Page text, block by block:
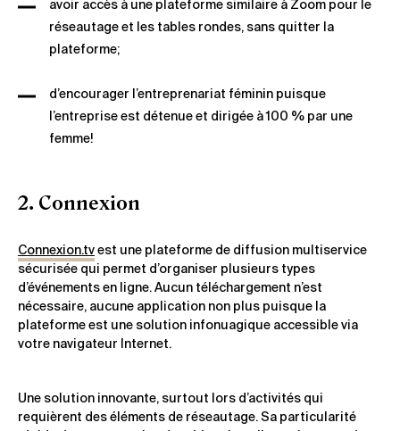
avoir accès à une plateforme similaire à Zoom pour le
réseautage et les tables rondes, sans quitter la
plateforme;
d’encourager l’entreprenariat féminin puisque
l’entreprise est détenue et dirigée à 100 % par une
femme!
2. Connexion
Connexion.tv est une plateforme de diffusion multiservice
sécurisée qui permet d’organiser plusieurs types
d’événements en ligne. Aucun téléchargement n’est
nécessaire, aucune application non plus puisque la
plateforme est une solution infonuagique accessible via
votre navigateur Internet.
Une solution innovante, surtout lors d’activités qui
requièrent des éléments de réseautage. Sa particularité